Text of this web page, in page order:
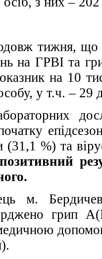
тижня, що
на ГРВІ та
на 10
у т.ч. – 29
%) та
м.
грип